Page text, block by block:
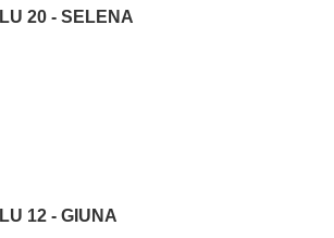
LU 20 - SELENA
LU 12 - GIUNA